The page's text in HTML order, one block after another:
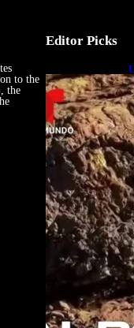
to the
the
Editor Picks